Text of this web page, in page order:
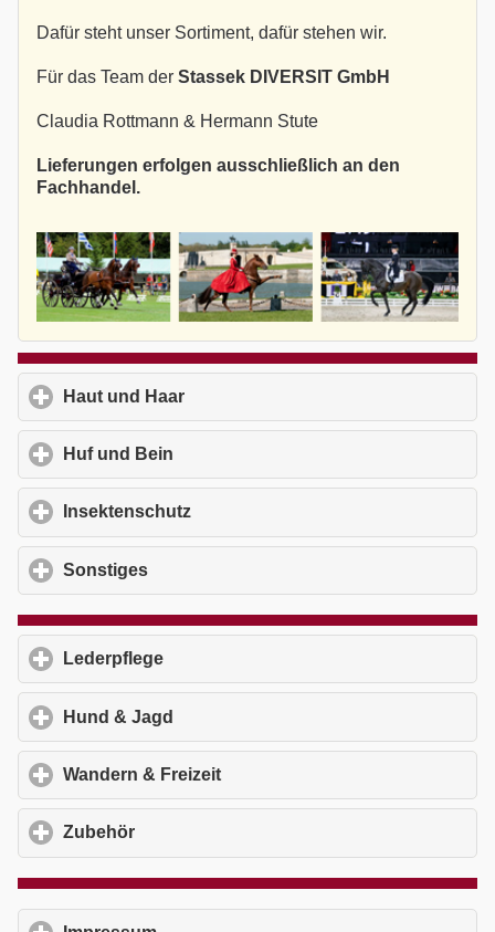
Dafür steht unser Sortiment, dafür stehen wir.
Für das Team der Stassek DIVERSIT GmbH
Claudia Rottmann & Hermann Stute
Lieferungen erfolgen ausschließlich an den
Fachhandel.
Haut und Haar
Huf und Bein
Insektenschutz
Sonstiges
Lederpflege
Hund & Jagd
Wandern & Freizeit
Zubehör